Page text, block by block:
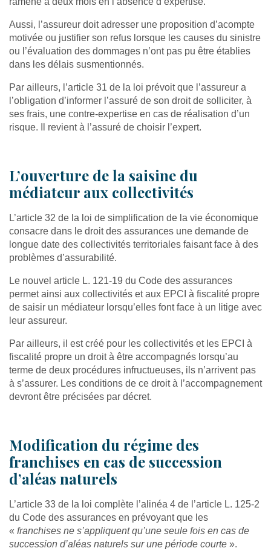
Aussi, l’assureur doit adresser une proposition d’acompte
motivée ou justifier son refus lorsque les causes du sinistre
ou l’évaluation des dommages n’ont pas pu être établies
dans les délais susmentionnés.
Par ailleurs, l’article 31 de la loi prévoit que l’assureur a
l’obligation d’informer l’assuré de son droit de solliciter, à
ses frais, une contre-expertise en cas de réalisation d’un
risque. Il revient à l’assuré de choisir l’expert.
L’ouverture de la saisine du
médiateur aux collectivités
L’article 32 de la loi de simplification de la vie économique
consacre dans le droit des assurances une demande de
longue date des collectivités territoriales faisant face à des
problèmes d’assurabilité.
Le nouvel article L. 121-19 du Code des assurances
permet ainsi aux collectivités et aux EPCI à fiscalité propre
de saisir un médiateur lorsqu’elles font face à un litige avec
leur assureur.
Par ailleurs, il est créé pour les collectivités et les EPCI à
fiscalité propre un droit à être accompagnés lorsqu’au
terme de deux procédures infructueuses, ils n’arrivent pas
à s’assurer. Les conditions de ce droit à l’accompagnement
devront être précisées par décret.
Modification du régime des
franchises en cas de succession
d’aléas naturels
L’article 33 de la loi complète l’alinéa 4 de l’article L. 125-2
du Code des assurances en prévoyant que les
« franchises ne s’appliquent qu’une seule fois en cas de
succession d’aléas naturels sur une période courte ».